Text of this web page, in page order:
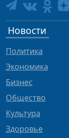
Новости
Политика
Экономика
Бизнес
Общество
Культура
Здоровье